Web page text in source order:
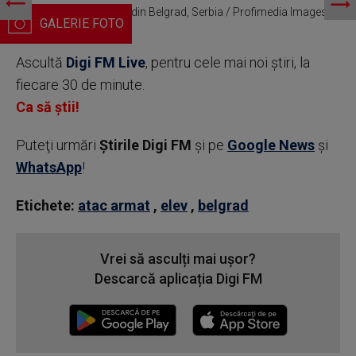
Atac armat la o școală din Belgrad, Serbia / Profimedia Images
Ascultă Digi FM Live, pentru cele mai noi știri, la
fiecare 30 de minute.
Ca să știi!
Puteţi urmări Știrile Digi FM şi pe Google News şi
WhatsApp!
Etichete: atac armat , elev , belgrad
Vrei să asculți mai ușor?
Descarcă aplicația Digi FM